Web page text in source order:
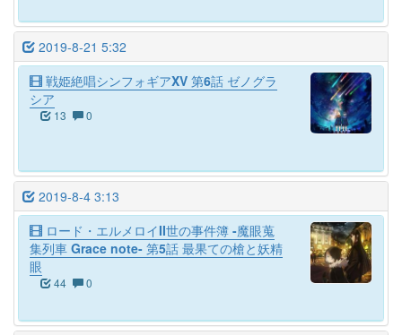
2019-8-21 5:32
戦姫絶唱シンフォギアXV 第6話 ゼノグラ
シア
13 0
2019-8-4 3:13
ロード・エルメロイII世の事件簿 -魔眼蒐
集列車 Grace note- 第5話 最果ての槍と妖精
眼
44 0